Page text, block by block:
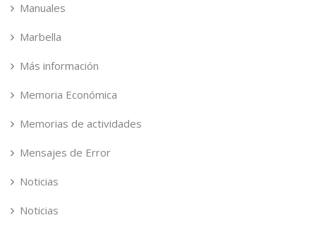
Manuales
Marbella
Más información
Memoria Económica
Memorias de actividades
Mensajes de Error
Noticias
Noticias